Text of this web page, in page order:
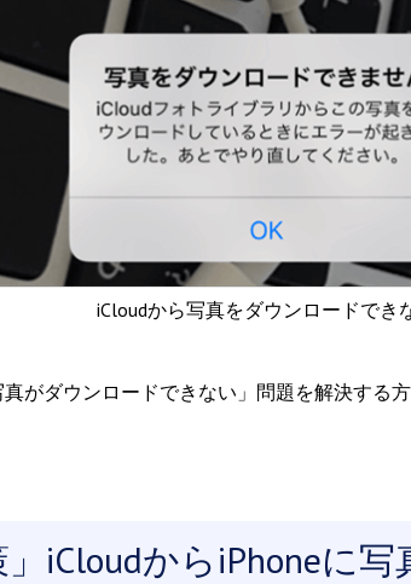
iCloudから写真をダウンロードでき
がダウンロードできない」問題を解決する
」iCloudからiPhoneに